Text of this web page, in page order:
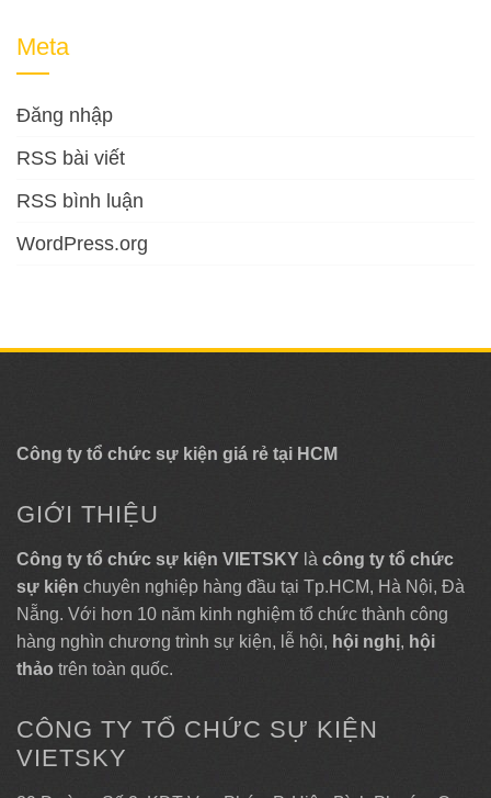
Meta
Đăng nhập
RSS bài viết
RSS bình luận
WordPress.org
Công ty tổ chức sự kiện giá rẻ tại HCM
GIỚI THIỆU
Công ty tổ chức sự kiện VIETSKY là công ty tổ chức
sự kiện chuyên nghiệp hàng đầu tại Tp.HCM, Hà Nội, Đà
Nẵng. Với hơn 10 năm kinh nghiệm tổ chức thành công
hàng nghìn chương trình sự kiện, lễ hội, hội nghị, hội
thảo trên toàn quốc.
CÔNG TY TỔ CHỨC SỰ KIỆN
VIETSKY